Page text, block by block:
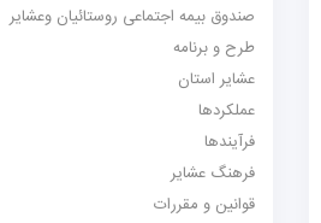
صندوق بیمه اجتماعی روستائیان وعشایر
طرح و برنامه
عشایر استان
عملکردها
فرآیندها
فرهنگ عشایر
قوانین و مقررات